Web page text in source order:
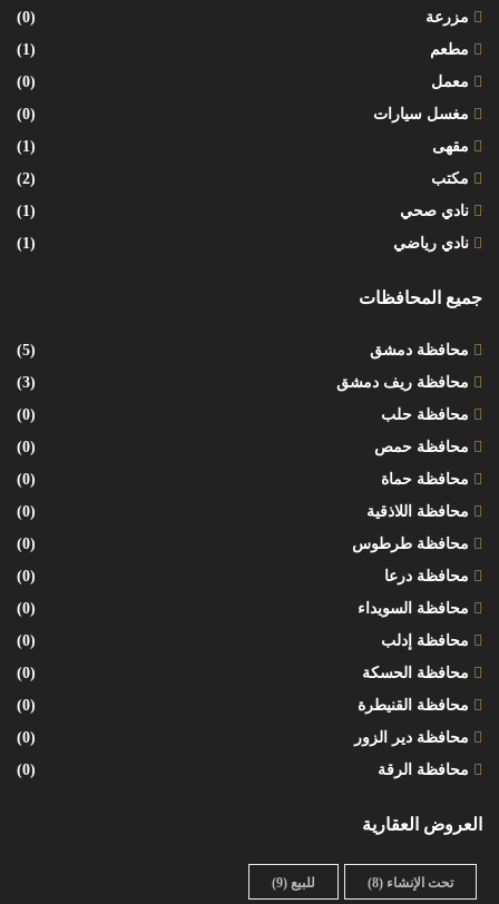
مزرعة
(0)
مطعم
(1)
معمل
(0)
مغسل سيارات
(0)
مقهى
(1)
مكتب
(2)
نادي صحي
(1)
نادي رياضي
(1)
جميع المحافظات
محافظة دمشق
(5)
محافظة ريف دمشق
(3)
محافظة حلب
(0)
محافظة حمص
(0)
محافظة حماة
(0)
محافظة اللاذقية
(0)
محافظة طرطوس
(0)
محافظة درعا
(0)
محافظة السويداء
(0)
محافظة إدلب
(0)
محافظة الحسكة
(0)
محافظة القنيطرة
(0)
محافظة دير الزور
(0)
محافظة الرقة
(0)
العروض العقارية
تحت الإنشاء (8) للبيع (9)